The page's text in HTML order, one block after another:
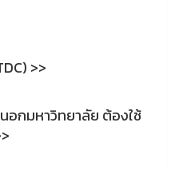
>>
อกมหาวิทยาลัย ต้องใช้